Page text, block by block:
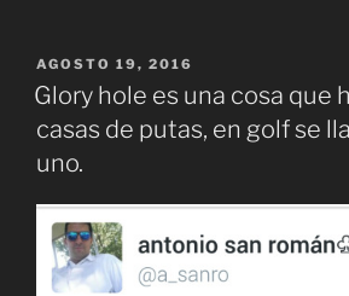
PUBLICADO
EL
AGOSTO 19, 2016
Glory hole es una cosa que
casas de putas, en golf se
uno.